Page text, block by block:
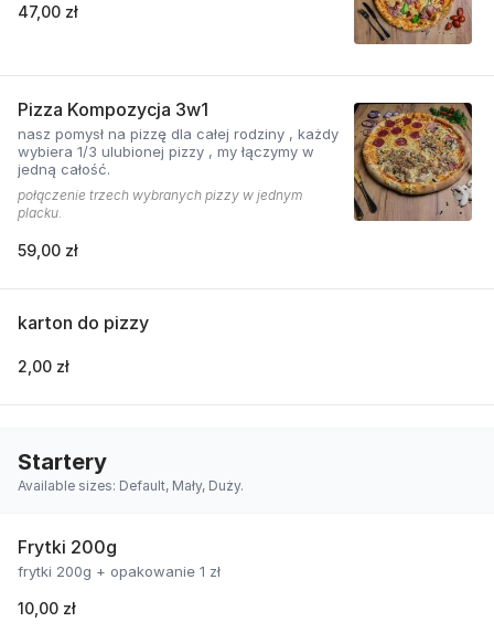
47,00 zł
Pizza Kompozycja 3w1
nasz pomysł na pizzę dla całej rodziny , każdy
wybiera 1/3 ulubionej pizzy , my łączymy w
jedną całość.
połączenie trzech wybranych pizzy w jednym
placku.
59,00 zł
karton do pizzy
2,00 zł
Startery
Available sizes: Default, Mały, Duży.
Frytki 200g
frytki 200g + opakowanie 1 zł
10,00 zł